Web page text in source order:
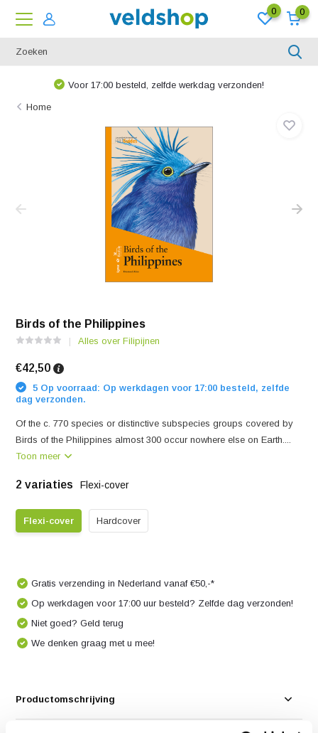
0 0
Voor 17:00 besteld, zelfde werkdag verzonden!
Home
Birds of the Philippines
Alles over Filipijnen
€42,50
5 Op voorraad: Op werkdagen voor 17:00 besteld, zelfde
dag verzonden.
Of the c. 770 species or distinctive subspecies groups covered by
Birds of the Philippines almost 300 occur nowhere else on Earth....
Toon meer
2 variaties Flexi-cover
Flexi-cover Hardcover
Gratis verzending in Nederland vanaf €50,-*
Op werkdagen voor 17:00 uur besteld? Zelfde dag verzonden!
Niet goed? Geld terug
We denken graag met u mee!
Productomschrijving